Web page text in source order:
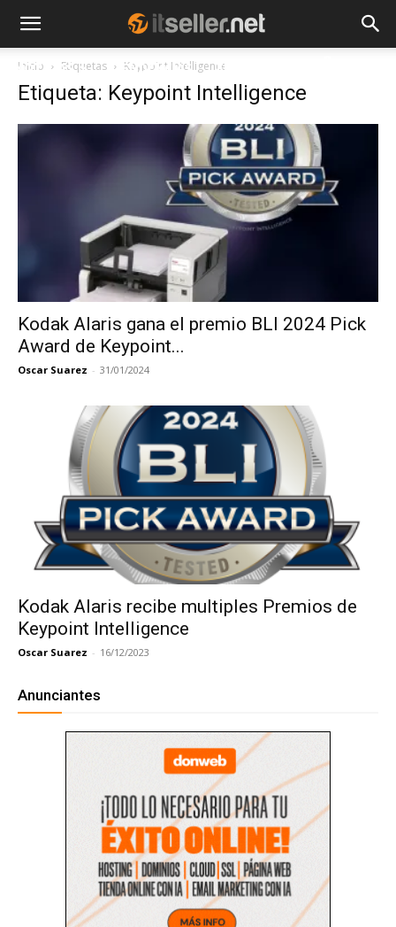
NOTICIAS TENDENCIAS EMPRESAS
Inicio Etiquetas Keypoint Intelligence
Etiqueta: Keypoint Intelligence
Kodak Alaris gana el premio BLI 2024 Pick
Award de Keypoint...
Oscar Suarez - 31/01/2024
Kodak Alaris recibe multiples Premios de
Keypoint Intelligence
Oscar Suarez - 16/12/2023
Anunciantes